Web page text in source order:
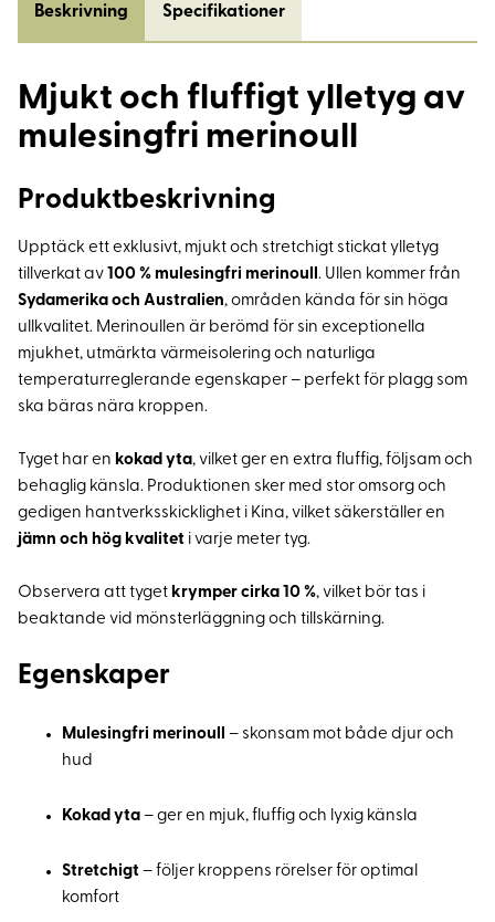
Beskrivning Specifikationer
Mjukt och fluffigt ylletyg av
mulesingfri merinoull
Produktbeskrivning
Upptäck ett exklusivt, mjukt och stretchigt stickat ylletyg
tillverkat av 100 % mulesingfri merinoull. Ullen kommer från
Sydamerika och Australien, områden kända för sin höga
ullkvalitet. Merinoullen är berömd för sin exceptionella
mjukhet, utmärkta värmeisolering och naturliga
temperaturreglerande egenskaper – perfekt för plagg som
ska bäras nära kroppen.
Tyget har en kokad yta, vilket ger en extra fluffig, följsam och
behaglig känsla. Produktionen sker med stor omsorg och
gedigen hantverksskicklighet i Kina, vilket säkerställer en
jämn och hög kvalitet i varje meter tyg.
Observera att tyget krymper cirka 10 %, vilket bör tas i
beaktande vid mönsterläggning och tillskärning.
Egenskaper
Mulesingfri merinoull – skonsam mot både djur och
hud
Kokad yta – ger en mjuk, fluffig och lyxig känsla
Stretchigt – följer kroppens rörelser för optimal
komfort